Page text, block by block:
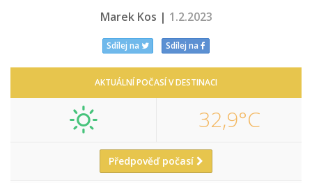
Marek Kos | 1.2.2023
Sdílej na Sdílej na
AKTUÁLNÍ POČASÍ V DESTINACI
32,9°C
Předpověď počasí